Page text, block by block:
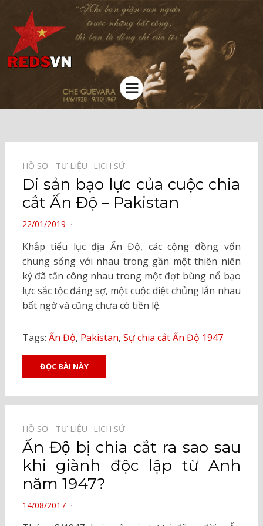
Kênh chia sẻ tri thức cộng đồng
Menu
HỒ SƠ - TƯ LIỆU⠀ LỊCH SỬ⠀
Di sản bạo lực của cuộc chia
cắt Ấn Độ – Pakistan
POSTED
22/01/2019
Khắp tiểu lục địa Ấn Độ, các cộng đồng vốn
chung sống với nhau trong gần một thiên niên
kỷ đã tấn công nhau trong một đợt bùng nổ bạo
lực sắc tộc đáng sợ, một cuộc diệt chủng lẫn nhau
bất ngờ và cũng chưa có tiền lệ.
Tags: Ấn Độ, Pakistan, Sự chia cắt Ấn Độ 1947
ĐỌC BÀI NÀY
HỒ SƠ - TƯ LIỆU⠀ LỊCH SỬ⠀
Ấn Độ bị chia cắt ra sao sau
khi giành độc lập từ Anh
năm 1947?
POSTED
14/08/2017